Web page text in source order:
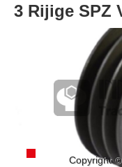
3 Rijige SPZ
Copyright